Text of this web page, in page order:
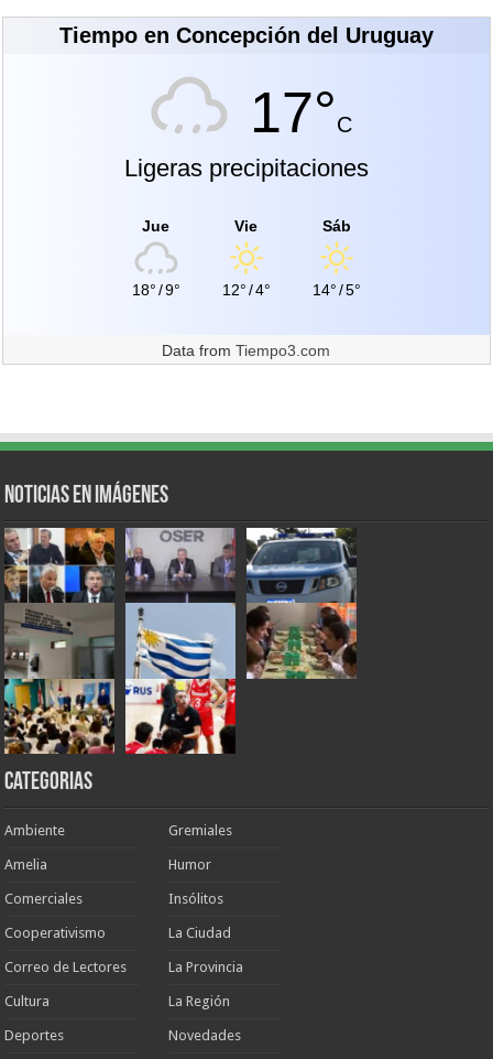
Tiempo en Concepción del Uruguay
17°C
Ligeras precipitaciones
Jue
18°/9°
Vie
12°/4°
Sáb
14°/5°
Data fromTiempo3.com
Noticias en Imágenes
Categorias
Ambiente
Amelia
Comerciales
Cooperativismo
Correo de Lectores
Cultura
Deportes
Gremiales
Humor
Insólitos
La Ciudad
La Provincia
La Región
Novedades